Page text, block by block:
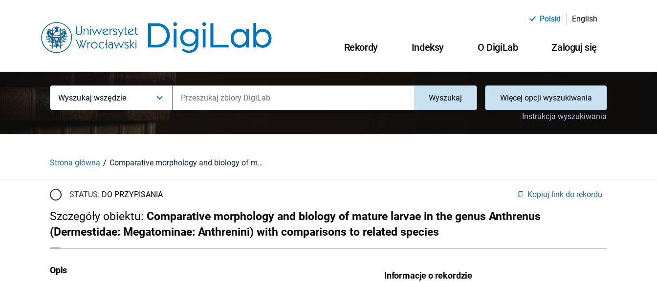
Polski English
Rekordy Indeksy O DigiLab Zaloguj się
Wyszukaj wszędzie Wyszukaj
Więcej opcji wyszukiwania
Instrukcja wyszukiwania
Strona główna Comparative morphology and biology of mature larvae in the genus Anthrenus (Dermestidae: Megatominae: Anthrenini) with comparisons to related species
STATUS: DO PRZYPISANIA Kopiuj link do rekordu
Szczegóły obiektu: Comparative morphology and biology of mature larvae in the genus Anthrenus
(Dermestidae: Megatominae: Anthrenini) with comparisons to related species
Informacje o rekordzie
Opis